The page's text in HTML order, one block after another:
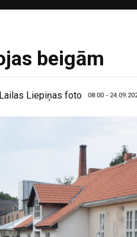
beigām
Liepiņas foto 08:00 -